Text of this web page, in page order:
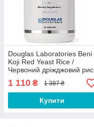
Douglas Laboratories Beni
Koji Red Yeast Rice /
Червоний дріжджовий рис
здоровий метаболізм
ліпідів 60 капсул Термін
11/2026
1 110 ₴ 1 387 ₴
Купити